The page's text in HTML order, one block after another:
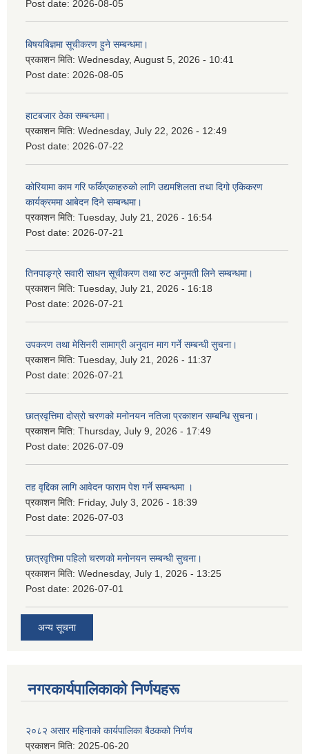
Post date: 2026-08-05
बिषयबिज्ञमा सूचीकरण हुने सम्बन्धमा।
प्रकाशन मिति: Wednesday, August 5, 2026 - 10:41
Post date: 2026-08-05
हाटबजार ठेका सम्बन्धमा।
प्रकाशन मिति: Wednesday, July 22, 2026 - 12:49
Post date: 2026-07-22
कोरियामा काम गरि फर्किएकाहरुको लागि उद्यमशिलता तथा दिगो एकिकरण
कार्यक्रममा आबेदन दिने सम्बन्धमा।
प्रकाशन मिति: Tuesday, July 21, 2026 - 16:54
Post date: 2026-07-21
तिनपाङ्ग्रे सवारी साधन सूचीकरण तथा रुट अनुमती लिने सम्बन्धमा।
प्रकाशन मिति: Tuesday, July 21, 2026 - 16:18
Post date: 2026-07-21
उपकरण तथा मेसिनरी सामाग्री अनुदान माग गर्ने सम्बन्धी सुचना।
प्रकाशन मिति: Tuesday, July 21, 2026 - 11:37
Post date: 2026-07-21
छात्रवृत्तिमा दोस्रो चरणको मनोनयन नतिजा प्रकाशन सम्बन्धि सुचना।
प्रकाशन मिति: Thursday, July 9, 2026 - 17:49
Post date: 2026-07-09
तह वृद्दिका लागि आवेदन फाराम पेश गर्ने सम्बन्धमा ।
प्रकाशन मिति: Friday, July 3, 2026 - 18:39
Post date: 2026-07-03
छात्रवृत्तिमा पहिलो चरणको मनोनयन सम्बन्धी सुचना।
प्रकाशन मिति: Wednesday, July 1, 2026 - 13:25
Post date: 2026-07-01
अन्य सूचना
नगरकार्यपालिकाकाे निर्णयहरू
२०८२ असार महिनाको कार्यपालिका बैठकको निर्णय
प्रकाशन मिति: 2025-06-20